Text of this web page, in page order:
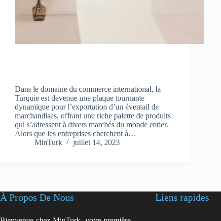
Dans le domaine du commerce international, la
Turquie est devenue une plaque tournante
dynamique pour l’exportation d’un éventail de
marchandises, offrant une riche palette de produits
qui s’adressent à divers marchés du monde entier.
Alors que les entreprises cherchent à…
MinTurk
juillet 14, 2023
À Propos De Nous Liens rapides